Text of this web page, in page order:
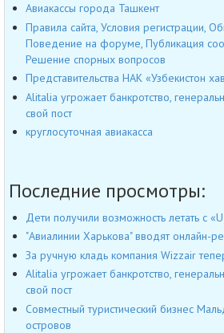
Авиакассы города Ташкент
Правила сайта, Условия регистрации,
Поведение на форуме, Публикация
Решение спорных вопросов
Представительства НАК «Узбекистон
Alitalia угрожает банкротство,
свой пост
круглосуточная авиакасса
Последние просмотры:
Дети получили возможность летать с
"Авиалинии Харькова" вводят онлайн-
За ручную кладь компания Wizzair
Alitalia угрожает банкротство,
свой пост
Совместный туристический бизнес
островов